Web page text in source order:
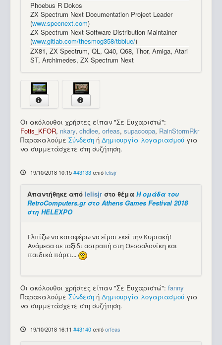
Phoebus R Dokos
ZX Spectrum Next Documentation Project Leader
(www.specnext.com)
ZX Spectrum Next Software Distribution Maintainer
(www.gitlab.com/thesmog358/tbblue/)
ZX81, ZX Spectrum, QL, Q40, Q68, Thor, Amiga, Atari
ST, Archimedes, ZX Spectrum Next
Οι ακόλουθοι χρήστες είπαν "Σε Ευχαριστώ":
Fotis_KFOR, nkary, chdlee, orfeas, supacoopa, RainStormRkr
Παρακαλούμε Σύνδεση ή Δημιουργία λογαριασμού για
να συμμετάσχετε στη συζήτηση.
19/10/2018 10:15 #43133 απόlelisjr
Απαντήθηκε από lelisjr στο θέμα Η ομάδα του
RetroComputers.gr στο Athens Games Festival 2018
στη HELEXPO
Ελπίζω να καταφέρω να είμαι εκεί την Κυριακή!
Ανάμεσα σε ταξίδι αστραπή στη Θεσσαλονίκη και
παιδικά πάρτι...
Οι ακόλουθοι χρήστες είπαν "Σε Ευχαριστώ": fanny
Παρακαλούμε Σύνδεση ή Δημιουργία λογαριασμού για
να συμμετάσχετε στη συζήτηση.
19/10/2018 16:11 #43140 απόorfeas